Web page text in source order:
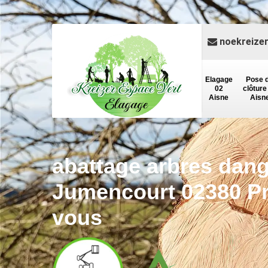
Elagage
02
Aisne
Pose
clôture
abattage arbres
Jumencourt 02380
vous